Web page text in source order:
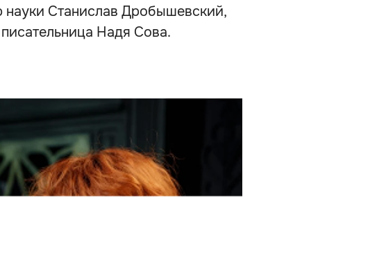
науки Станислав Дробышевский,
Надя Сова.